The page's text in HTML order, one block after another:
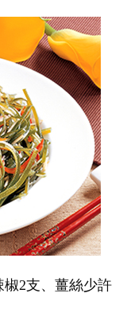
2支、薑絲少許